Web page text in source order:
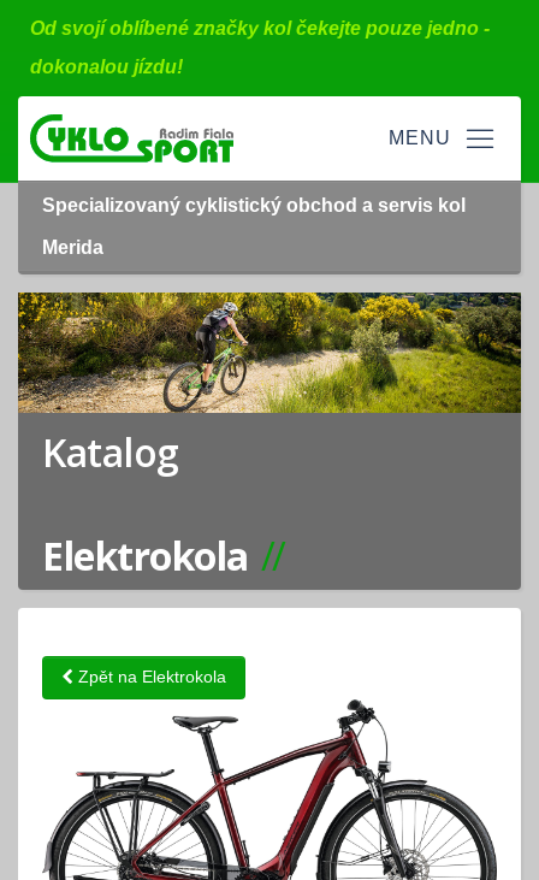
Od svojí oblíbené značky kol čekejte pouze jedno -
dokonalou jízdu!
Specializovaný cyklistický obchod a servis kol
Merida
Katalog
Elektrokola
Zpět na Elektrokola